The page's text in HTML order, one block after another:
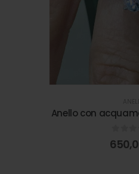
Anello con
0 out